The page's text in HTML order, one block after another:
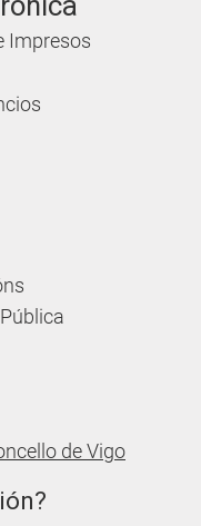
Impresos
de Vigo